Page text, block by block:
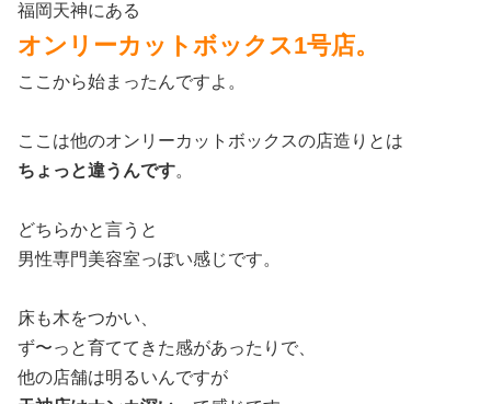
福岡天神にある
オンリーカットボックス1号店。
ここから始まったんですよ。
ここは他のオンリーカットボックスの店造りとは
ちょっと違うんです。
どちらかと言うと
男性専門美容室っぽい感じです。
床も木をつかい、
ず〜っと育ててきた感があったりで、
他の店舗は明るいんですが